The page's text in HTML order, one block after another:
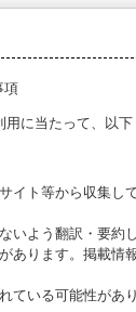
項
に当たって、以下
ト等から収集し
よう翻訳・要約し
ります。掲載情
いる可能性があ